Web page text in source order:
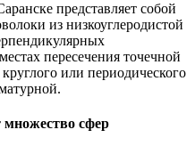
представляет собой
из низкоуглеродистой
пересечения точечной
или периодического
множество сфер